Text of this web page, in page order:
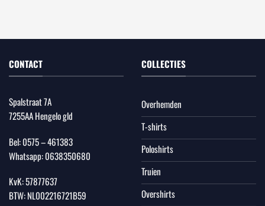
CONTACT
Spalstraat 7A
7255AA Hengelo gld
Bel:0575 – 461383
Whatsapp:0638350680
KvK: 57877637
BTW: NL002216721B59
COLLECTIES
Overhemden
T-shirts
Poloshirts
Truien
Overshirts